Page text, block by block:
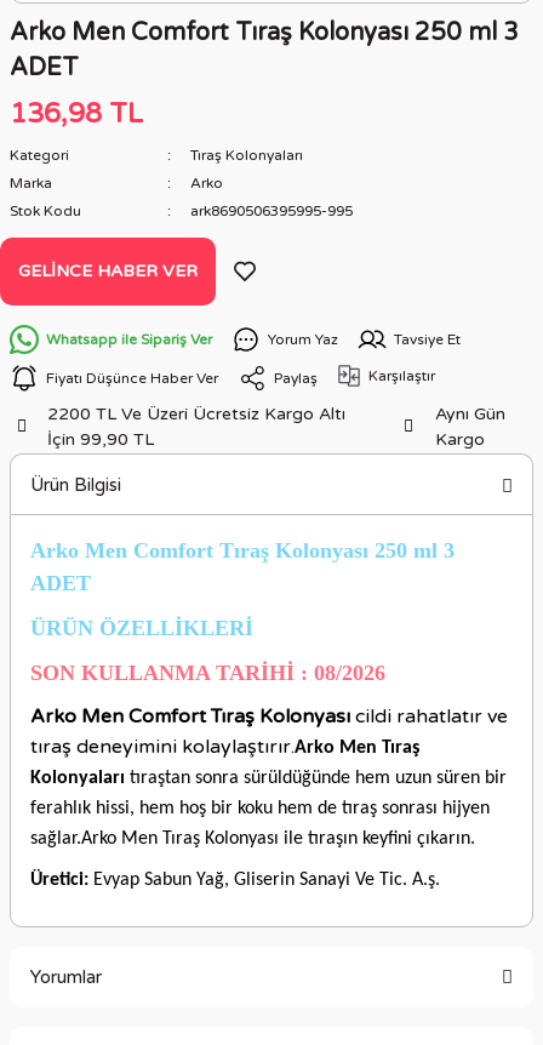
Arko Men Comfort Tıraş Kolonyası 250 ml 3
ADET
136,98 TL
Kategori
Tıraş Kolonyaları
Marka
Arko
Stok Kodu
ark8690506395995-995
GELINCE HABER VER
Whatsapp ile Sipariş Ver Yorum Yaz Tavsiye Et
Fiyatı Düşünce Haber Ver Paylaş Karşılaştır
2200 TL Ve Üzeri Ücretsiz Kargo Altı
İçin 99,90 TL
Aynı Gün
Kargo
Ürün Bilgisi
Arko Men Comfort Tıraş Kolonyası 250 ml 3
ADET
ÜRÜN ÖZELLİKLERİ
SON KULLANMA TARİHİ : 08/2026
Arko Men Comfort Tıraş Kolonyası cildi rahatlatır ve
tıraş deneyimini kolaylaştırır.Arko Men Tıraş
Kolonyaları tıraştan sonra sürüldüğünde hem uzun süren bir
ferahlık hissi, hem hoş bir koku hem de tıraş sonrası hijyen
sağlar.Arko Men Tıraş Kolonyası ile tıraşın keyfini çıkarın.
Üretici: Evyap Sabun Yağ, Gliserin Sanayi Ve Tic. A.ş.
Yorumlar